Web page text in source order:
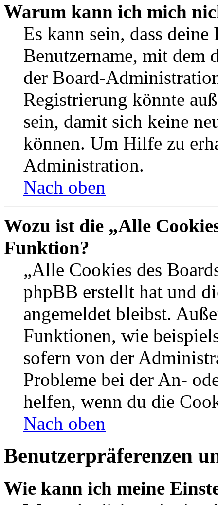
Warum kann ich mich
Es kann sein, dass
Benutzername, mit dem
der Board-
Registrierung könnte
sein, damit sich keine
können. Um Hilfe zu
Administration.
Nach oben
Wozu ist die „Alle
Funktion?
„Alle Cookies des
phpBB erstellt hat und
angemeldet bleibst.
Funktionen, wie
sofern von der
Probleme bei der An-
helfen, wenn du die
Nach oben
Benutzerpräferenzen
Wie kann ich meine